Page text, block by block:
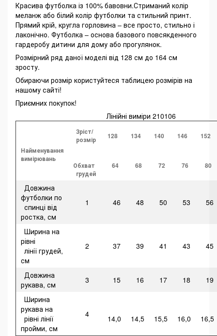
Красива футболка із 100% бавовни.Стриманий колір
меланж або білий колір футболки та стильний принт.
Прямий крій, кругла горловина – все просто, стильно і
лаконічно. Футболка – основа базового повсякденного
гардеробу дитини для дому або прогулянок.
Розмірний ряд даної моделі від 128 см до 164 см
зросту.
Обираючи розмір користуйтеся таблицею розмірів на
нашому сайті!
Приємних покупок!
Лінійні виміри 210106
Найменування
вимірювань
Зріст/
розмір
128 134 140 146 152
Обхват
грудей
64 68 72 76 80
Довжина
футболки по
спинці від
ростка, см
1 46 48 50 53 56
Ширина на
рівні
лінії грудей,
см
2 37 39 41 43 45
Довжина
рукава, см
3 15 16 17 18
19
Ширина
рукава на
рівні лінії
пройми, см
4 14,0 14,5 15,5 16,0 16,5